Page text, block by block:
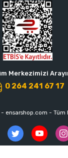
Merkezimizi
0 264 241 67 17
- Tüm